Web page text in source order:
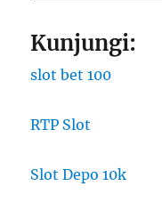
Kunjungi:
slot bet 100
RTP Slot
Slot Depo 10k